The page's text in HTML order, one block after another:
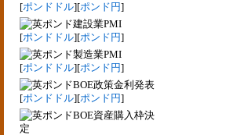
[ポンドドル][ポンド円]
建設業PMI
[ポンドドル][ポンド円]
製造業PMI
[ポンドドル][ポンド円]
BOE政策金利発表
[ポンドドル][ポンド円]
BOE資産購入枠決
定